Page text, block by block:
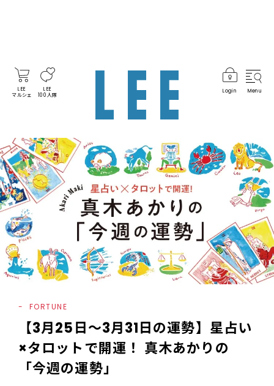
LEE
マルシェ
LEE
100人隊
Login Menu
FORTUNE
【3月25日〜3月31日の運勢】星占い
×タロットで開運！ 真木あかりの
「今週の運勢」